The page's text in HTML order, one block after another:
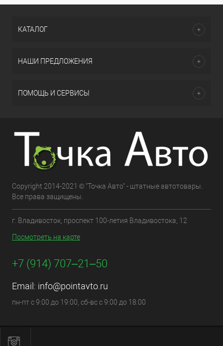
КАТАЛОГ
НАШИ ПРЕДЛОЖЕНИЯ
ПОМОЩЬ И СЕРВИСЫ
Copyright 2014-2021 © "Точка Авто" - штатные автотовары.
Все права защищены.
г. Владивосток, проспект 100-летия Владивостока, 12
Посмотреть на карте
+7 (914) 707‒21‒50
Email: info@pointavto.ru
пн-пт с 9:00 до 19:00, сб-вс с 9:00 до 18:00